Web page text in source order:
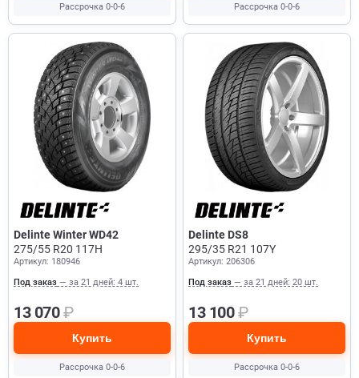
Рассрочка 0-0-6 Рассрочка 0-0-6
Delinte Winter WD42
275/55 R20 117H
Артикул: 180946
Под заказ — за 21 дней: 4 шт.
13 070₽
Купить
Рассрочка 0-0-6
Delinte DS8
295/35 R21 107Y
Артикул: 206306
Под заказ — за 21 дней: 20 шт.
13 100₽
Купить
Рассрочка 0-0-6